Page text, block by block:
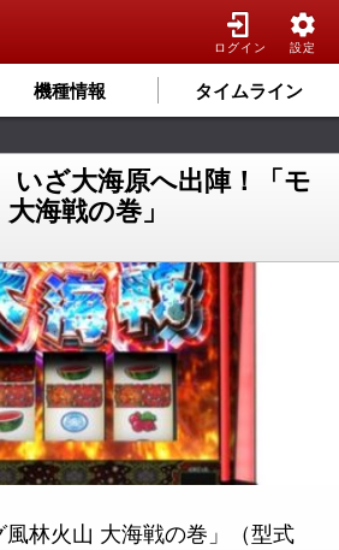
ログイン 設定
機種情報 タイムライン
いざ大海原へ出陣！「モ
海戦の巻」
林火山 大海戦の巻」（型式